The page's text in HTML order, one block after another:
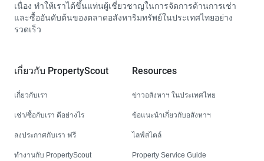
เนื่อง ทำให้เราได้ขึ้นแท่นผู้เชี่ยวชาญในการจัดการด้านการเช่า
และซื้ออันดับต้นของตลาดอสังหาริมทรัพย์ในประเทศไทยอย่าง
รวดเร็ว
เกี่ยวกับ PropertyScout
เกี่ยวกับเรา
เช่า/ซื้อกับเรา ดีอย่างไร
ลงประกาศกับเรา ฟรี
ทำงานกับ PropertyScout
Resources
ข่าวอสังหาฯ ในประเทศไทย
ข้อแนะนำเกี่ยวกับอสังหาฯ
ไลฟ์สไตล์
Property Service Guide